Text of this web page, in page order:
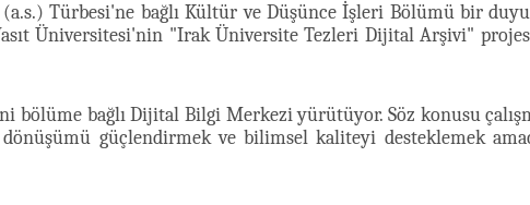
(a.s.) Türbesi'ne bağlı Kültür ve Düşünce İşleri Bölümü bir
Üniversitesi'nin "Irak Üniversite Tezleri Dijital Arşivi"
bölüme bağlı Dijital Bilgi Merkezi yürütüyor. Söz konusu
güçlendirmek ve bilimsel kaliteyi desteklemek